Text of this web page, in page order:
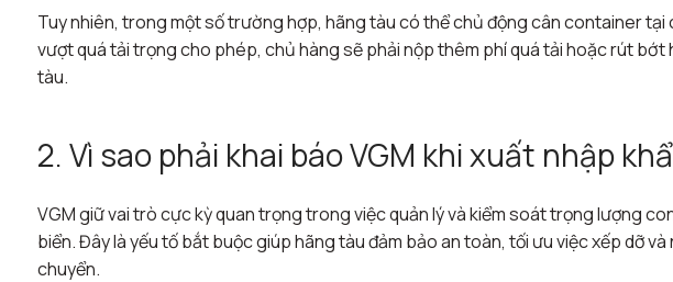
Tuy nhiên, trong một số trường hợp, hãng tàu có thể chủ động cân container tại
vượt quá tải trọng cho phép, chủ hàng sẽ phải nộp thêm phí quá tải hoặc rút
tàu.
2. Vì sao phải khai báo VGM khi xuất nhập
VGM giữ vai trò cực kỳ quan trọng trong việc quản lý và kiểm soát trọng lượng
biển. Đây là yếu tố bắt buộc giúp hãng tàu đảm bảo an toàn, tối ưu việc xếp dỡ
chuyển.